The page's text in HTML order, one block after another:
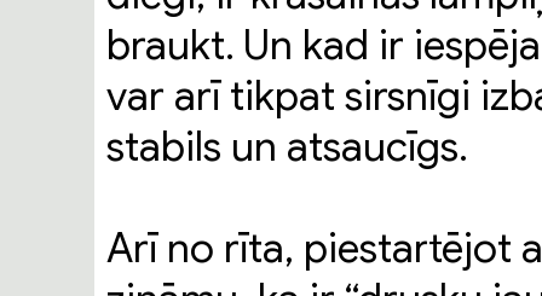
braukt. Un kad ir
var arī tikpat sirsnīgi
stabils un atsaucīgs.
Arī no rīta, piestartējot